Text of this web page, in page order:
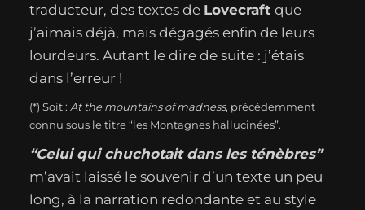
traducteur, des textes de Lovecraft que
j’aimais déjà, mais dégagés enfin de leurs
lourdeurs. Autant le dire de suite : j’étais
dans l’erreur !
(*) Soit : At the mountains of madness, précédemment
connu sous le titre “les Montagnes hallucinées”.
“Celui qui chuchotait dans les ténèbres”
m’avait laissé le souvenir d’un texte un peu
long, à la narration redondante et au style